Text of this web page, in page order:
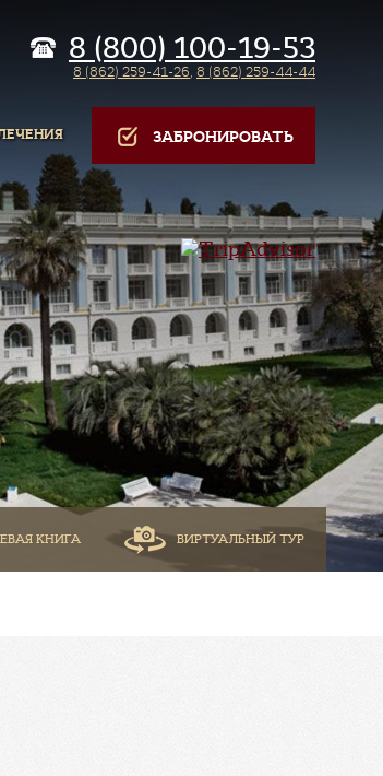
8 (800) 100-19-53
8 (862) 259-41-26, 8 (862) 259-44-44
ЗАБРОНИРОВАТЬ
КНИГА ВИРТУАЛЬНЫЙ ТУР